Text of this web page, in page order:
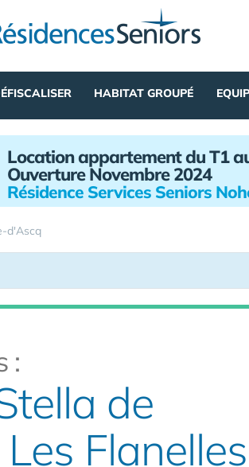
HABITAT GROUPÉ
Location appartement du T1
Ouverture Novembre 2024
Résidence Services Seniors
d'Ascq
:
de